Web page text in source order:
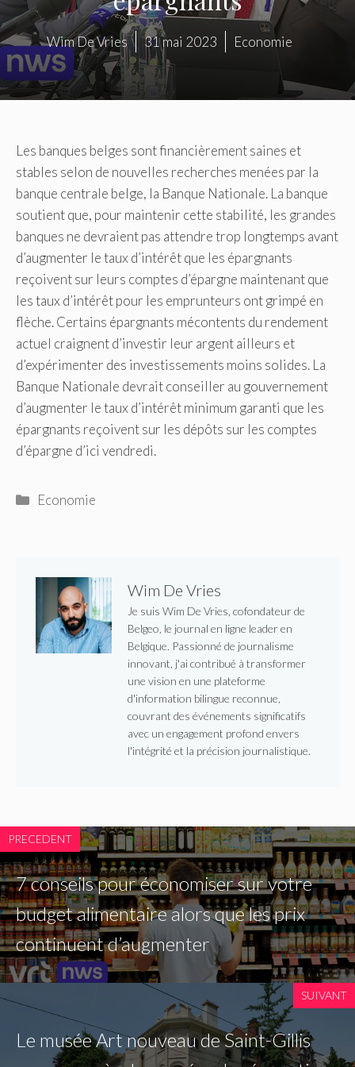
Wim De Vries 31 mai 2023 Economie
Les banques belges sont financièrement saines et
stables selon de nouvelles recherches menées par la
banque centrale belge, la Banque Nationale. La banque
soutient que, pour maintenir cette stabilité, les grandes
banques ne devraient pas attendre trop longtemps avant
d’augmenter le taux d’intérêt que les épargnants
reçoivent sur leurs comptes d’épargne maintenant que
les taux d’intérêt pour les emprunteurs ont grimpé en
flèche. Certains épargnants mécontents du rendement
actuel craignent d’investir leur argent ailleurs et
d’expérimenter des investissements moins solides. La
Banque Nationale devrait conseiller au gouvernement
d’augmenter le taux d’intérêt minimum garanti que les
épargnants reçoivent sur les dépôts sur les comptes
d’épargne d’ici vendredi.
Catégories
Economie
Wim De Vries
Je suis Wim De Vries, cofondateur de
Belgeo, le journal en ligne leader en
Belgique. Passionné de journalisme
innovant, j'ai contribué à transformer
une vision en une plateforme
d'information bilingue reconnue,
couvrant des événements significatifs
avec un engagement profond envers
l'intégrité et la précision journalistique.
PRECEDENT
7 conseils pour économiser sur votre
budget alimentaire alors que les prix
continuent d’augmenter
SUIVANT
Le musée Art nouveau de Saint-Gillis